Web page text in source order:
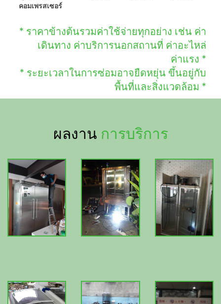
คอมเพรสเซอร์
* ราคาข้างต้นรวมค่าใช้จ่ายทุกอย่าง เช่น ค่า
เดินทาง ค่าบริการนอกสถานที่ ค่าอะไหล่
ค่าแรง *
* ระยะเวลาในการซ่อมอาจยืดหยุ่น ขึ้นอยู่กับ
พื้นที่และสิ่งแวดล้อม *
ผลงาน การบริการ